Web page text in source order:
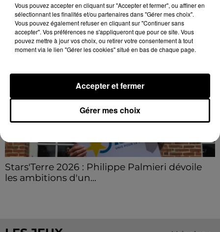
Grâce...
LE GRAND FORMAT Voir plus
Stars'Terre 2026 : Philippe Palmieri dévoile
les ambitions d'un...
Vous pouvez accepter en cliquant sur "Accepter et fermer", ou affiner en
sélectionnant les finalités et/ou partenaires dans "Gérer mes choix".
Vous pouvez également refuser en cliquant sur "Continuer sans
accepter". Vos préférences ne s'appliqueront que pour ce site. Vous
pouvez mettre à jour vos choix, ou retirer votre consentement à tout
moment via le lien "Gérer les cookies" situé en bas de chaque page.
Gérer mes choix
Accepter et fermer